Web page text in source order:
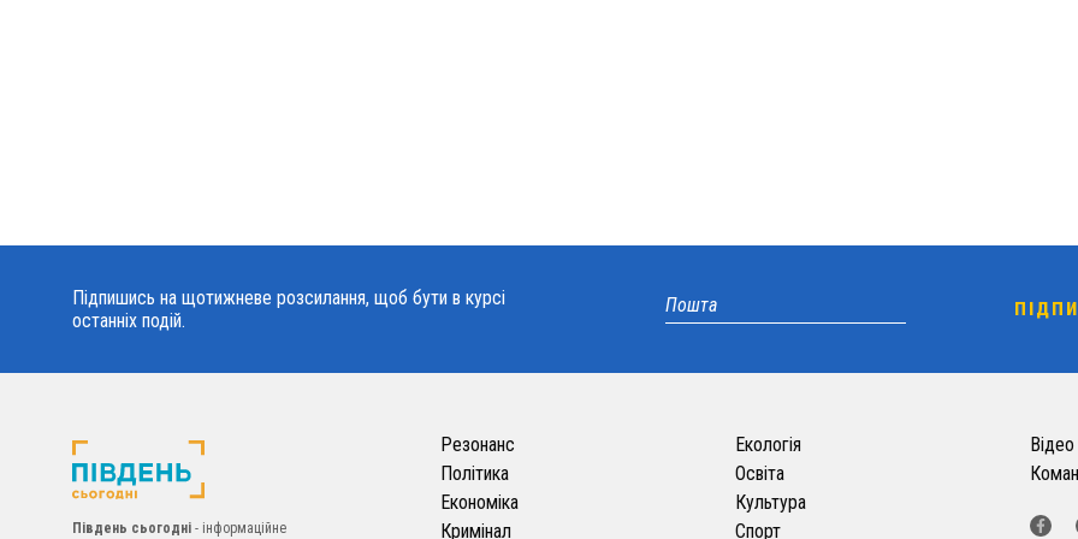
Підпишись на щотижневе розсилання, щоб бути в курсі
останніх подій.
Південь сьогодні - інформаційне
Резонанс
Політика
Економіка
Кримінал
Екологія
Освіта
Культура
Спорт
Відео